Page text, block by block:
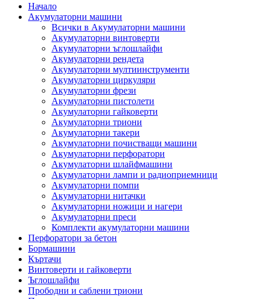
Начало
Акумулаторни машини
Всички в Акумулаторни машини
Акумулаторни винтоверти
Акумулаторни ъглошлайфи
Акумулаторни рендета
Акумулаторни мултиинструменти
Акумулаторни циркуляри
Акумулаторни фрези
Акумулаторни пистолети
Акумулаторни гайковерти
Акумулаторни триони
Акумулаторни такери
Акумулаторни почистващи машини
Акумулаторни перфоратори
Акумулаторни шлайфмашини
Акумулаторни лампи и радиоприемници
Акумулаторни помпи
Акумулаторни нитачки
Акумулаторни ножици и нагери
Акумулаторни преси
Комплекти акумулаторни машини
Перфоратори за бетон
Бормашини
Къртачи
Винтоверти и гайковерти
Ъглошлайфи
Прободни и саблени триони